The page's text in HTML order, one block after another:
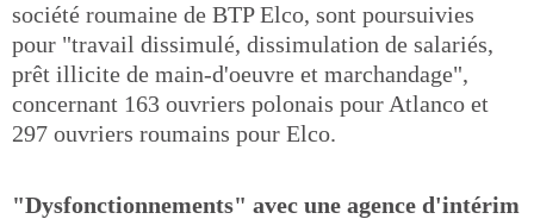
société roumaine de BTP Elco, sont poursuivies
pour "travail dissimulé, dissimulation de salariés,
prêt illicite de main-d'oeuvre et marchandage",
concernant 163 ouvriers polonais pour Atlanco et
297 ouvriers roumains pour Elco.
"Dysfonctionnements" avec une agence d'intérim